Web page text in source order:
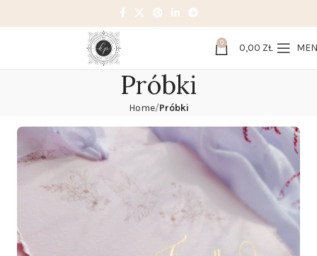
0 0,00 ZŁ
Próbki
Home Próbki